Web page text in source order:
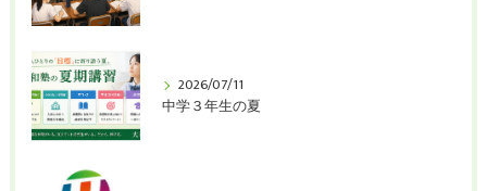
2026/07/11
中学３年生の夏